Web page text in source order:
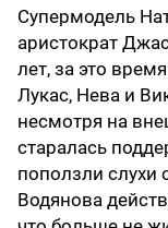
Супермодель
аристократ
лет, за это
Лукас, Нева и
несмотря на
старалась
поползли слухи
Водянова